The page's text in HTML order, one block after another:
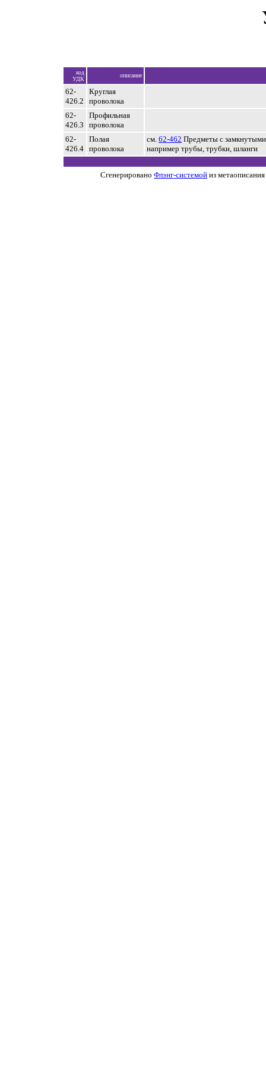
код
УДК
описание
62-
426.2
Круглая
проволока
62-
426.3
Профильная
проволока
62-
426.4
Полая
проволока
см. 62-462 Предметы с
например трубы, трубки, шланги
Сгенерировано Флэнг-системой из